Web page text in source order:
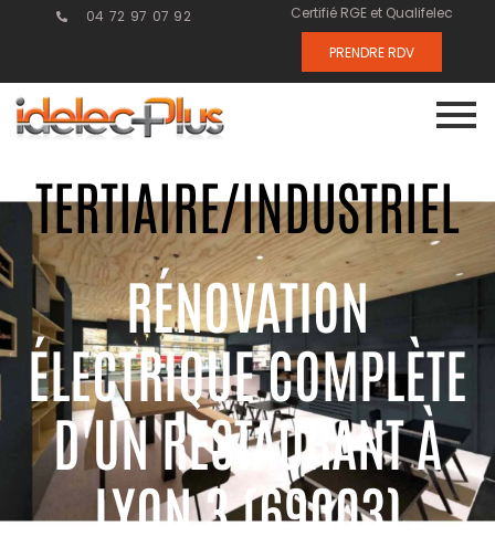
04 72 97 07 92 Certifié RGE et Qualifelec
PRENDRE RDV
TERTIAIRE/INDUSTRIEL
RÉNOVATION
ÉLECTRIQUE COMPLÈTE
D'UN RESTAURANT À
LYON 3 (69003)